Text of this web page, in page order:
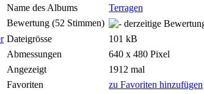
Name des Albums
Terragen
Bewertung (52 Stimmen)
Dateigrösse
101 kB
Abmessungen
640 x 480 Pixel
Angezeigt
1912 mal
Favoriten
zu Favoriten hinzufügen